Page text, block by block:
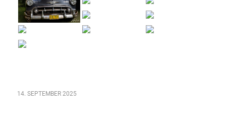
14. SEPTEMBER 2025